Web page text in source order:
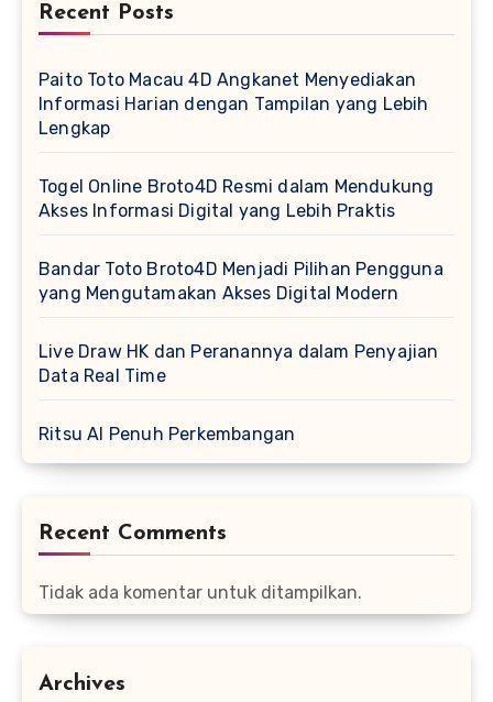
Recent Posts
Paito Toto Macau 4D Angkanet Menyediakan
Informasi Harian dengan Tampilan yang Lebih
Lengkap
Togel Online Broto4D Resmi dalam Mendukung
Akses Informasi Digital yang Lebih Praktis
Bandar Toto Broto4D Menjadi Pilihan Pengguna
yang Mengutamakan Akses Digital Modern
Live Draw HK dan Peranannya dalam Penyajian
Data Real Time
Ritsu AI Penuh Perkembangan
Recent Comments
Tidak ada komentar untuk ditampilkan.
Archives